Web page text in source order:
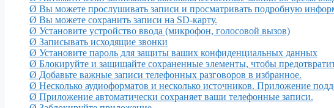
Ø Вы можете прослушивать записи и просматривать подробную
Ø Вы можете сохранить записи на SD-карту.
Ø Установите устройство ввода (микрофон, голосовой вызов)
Ø Записывать исходящие звонки
Ø Установите пароль для защиты ваших конфиденциальных данных
Ø Блокируйте и защищайте сохраненные элементы, чтобы
Ø Добавьте важные записи телефонных разговоров в избранное.
Ø Несколько аудиоформатов и несколько источников. Приложение
Ø Приложение автоматически сохраняет ваши телефонные записи.